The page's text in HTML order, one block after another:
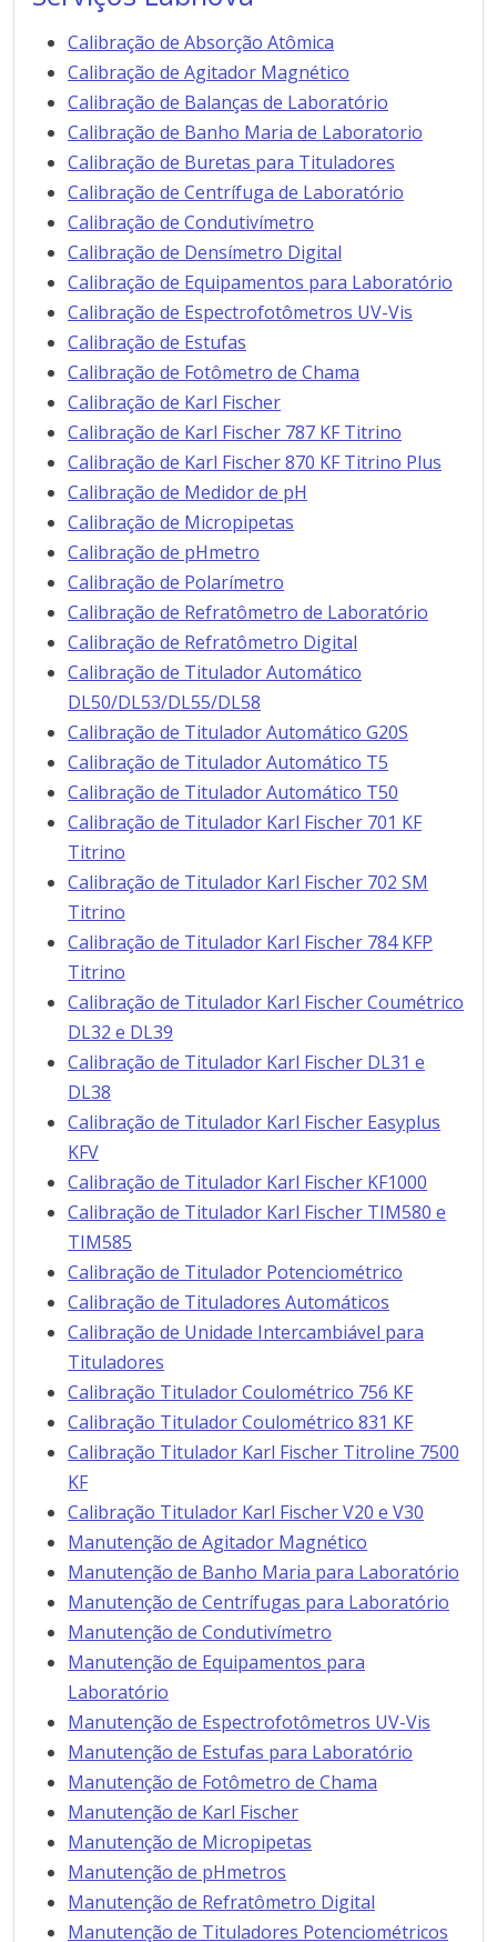
Calibração de Absorção Atômica
Calibração de Agitador Magnético
Calibração de Balanças de Laboratório
Calibração de Banho Maria de Laboratorio
Calibração de Buretas para Tituladores
Calibração de Centrífuga de Laboratório
Calibração de Condutivímetro
Calibração de Densímetro Digital
Calibração de Equipamentos para Laboratório
Calibração de Espectrofotômetros UV-Vis
Calibração de Estufas
Calibração de Fotômetro de Chama
Calibração de Karl Fischer
Calibração de Karl Fischer 787 KF Titrino
Calibração de Karl Fischer 870 KF Titrino Plus
Calibração de Medidor de pH
Calibração de Micropipetas
Calibração de pHmetro
Calibração de Polarímetro
Calibração de Refratômetro de Laboratório
Calibração de Refratômetro Digital
Calibração de Titulador Automático
DL50/DL53/DL55/DL58
Calibração de Titulador Automático G20S
Calibração de Titulador Automático T5
Calibração de Titulador Automático T50
Calibração de Titulador Karl Fischer 701 KF
Titrino
Calibração de Titulador Karl Fischer 702 SM
Titrino
Calibração de Titulador Karl Fischer 784 KFP
Titrino
Calibração de Titulador Karl Fischer Coumétrico
DL32 e DL39
Calibração de Titulador Karl Fischer DL31 e
DL38
Calibração de Titulador Karl Fischer Easyplus
KFV
Calibração de Titulador Karl Fischer KF1000
Calibração de Titulador Karl Fischer TIM580 e
TIM585
Calibração de Titulador Potenciométrico
Calibração de Tituladores Automáticos
Calibração de Unidade Intercambiável para
Tituladores
Calibração Titulador Coulométrico 756 KF
Calibração Titulador Coulométrico 831 KF
Calibração Titulador Karl Fischer Titroline 7500
KF
Calibração Titulador Karl Fischer V20 e V30
Manutenção de Agitador Magnético
Manutenção de Banho Maria para Laboratório
Manutenção de Centrífugas para Laboratório
Manutenção de Condutivímetro
Manutenção de Equipamentos para
Laboratório
Manutenção de Espectrofotômetros UV-Vis
Manutenção de Estufas para Laboratório
Manutenção de Fotômetro de Chama
Manutenção de Karl Fischer
Manutenção de Micropipetas
Manutenção de pHmetros
Manutenção de Refratômetro Digital
Manutenção de Tituladores Potenciométricos